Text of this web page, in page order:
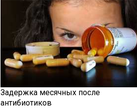
Задержка месячных после
антибиотиков